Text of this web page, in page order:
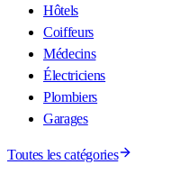
Hôtels
Coiffeurs
Médecins
Électriciens
Plombiers
Garages
Toutes les catégories